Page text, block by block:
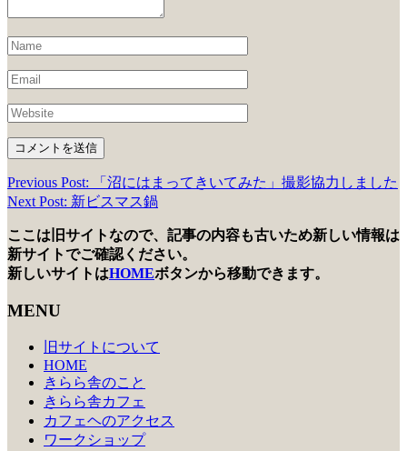
投
ナ
ビ
ゲ
Previous Post: 「沼にはまってきいてみた」撮影協力しました
Next Post: 新ビスマス鍋
ここは旧サイトなので、記事の内容も古いため新しい情報は
新サイトでご確認ください。
新しいサイトはHOMEボタンから移動できます。
MENU
旧サイトについて
HOME
きらら舎のこと
きらら舎カフェ
カフェヘのアクセス
ワークショップ